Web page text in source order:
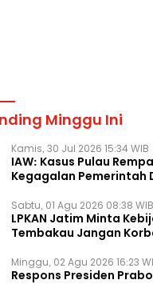
Minggu Ini
Kamis, 30 Jul 2026 15:34 WIB
IAW: Kasus Pulau
Kegagalan Pemerintah
Sabtu, 01 Agu 2026 08:38 WIB
LPKAN Jatim Minta
Tembakau Jangan
Minggu, 02 Agu 2026 16:23
Respons Presiden